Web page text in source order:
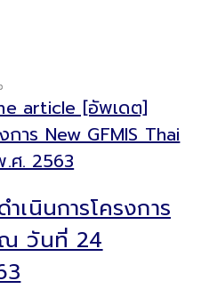
เนินการโครงการ
ณ วันที่ 24